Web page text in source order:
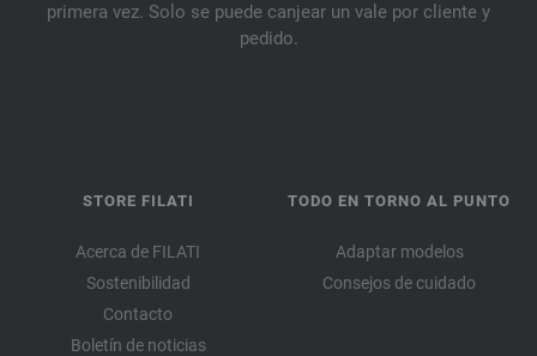
primera vez. Solo se puede canjear un vale por cliente y
pedido.
STORE FILATI
Acerca de FILATI
Sostenibilidad
Contacto
Boletín de noticias
TODO EN TORNO AL PUNTO
Adaptar modelos
Consejos de cuidado